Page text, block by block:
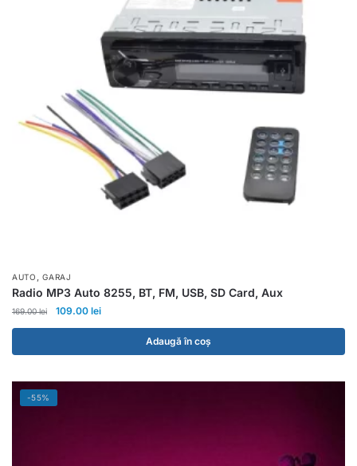
AUTO ,GARAJ
Radio MP3 Auto 8255, BT, FM, USB, SD Card, Aux
169.00lei 109.00 lei
Adaugă în coș
-55%